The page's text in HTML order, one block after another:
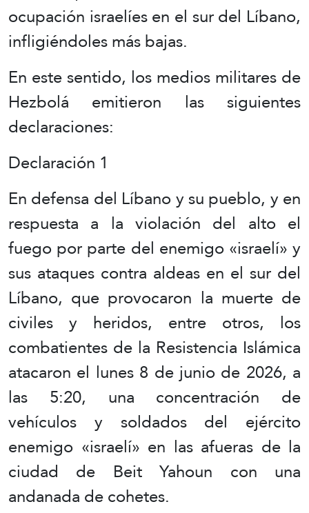
ocupación israelíes en el sur del Líbano,
infligiéndoles más bajas.
En este sentido, los medios militares de
Hezbolá emitieron las siguientes
declaraciones:
Declaración 1
En defensa del Líbano y su pueblo, y en
respuesta a la violación del alto el
fuego por parte del enemigo «israelí» y
sus ataques contra aldeas en el sur del
Líbano, que provocaron la muerte de
civiles y heridos, entre otros, los
combatientes de la Resistencia Islámica
atacaron el lunes 8 de junio de 2026, a
las 5:20, una concentración de
vehículos y soldados del ejército
enemigo «israelí» en las afueras de la
ciudad de Beit Yahoun con una
andanada de cohetes.